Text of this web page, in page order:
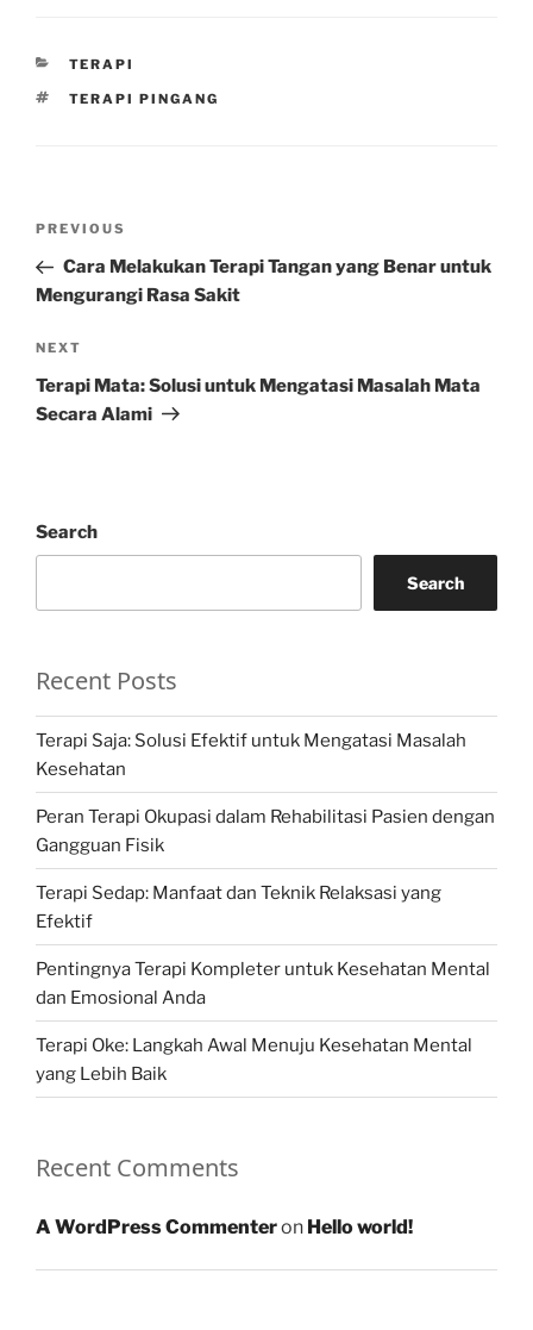
CATEGORIES
TERAPI
TAGS
TERAPI PINGANG
Previous
Post
PREVIOUS
Cara Melakukan Terapi Tangan yang Benar untuk
Mengurangi Rasa Sakit
Next
Post
NEXT
Terapi Mata: Solusi untuk Mengatasi Masalah Mata
Secara Alami
Search
Search
Recent Posts
Terapi Saja: Solusi Efektif untuk Mengatasi Masalah
Kesehatan
Peran Terapi Okupasi dalam Rehabilitasi Pasien dengan
Gangguan Fisik
Terapi Sedap: Manfaat dan Teknik Relaksasi yang
Efektif
Pentingnya Terapi Kompleter untuk Kesehatan Mental
dan Emosional Anda
Terapi Oke: Langkah Awal Menuju Kesehatan Mental
yang Lebih Baik
Recent Comments
A WordPress Commenteron Hello world!